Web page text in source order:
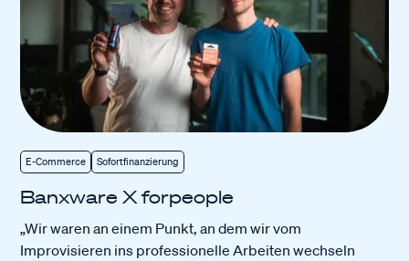
E-Commerce Sofortfinanzierung
Banxware X forpeople
„Wir waren an einem Punkt, an dem wir vom
Improvisieren ins professionelle Arbeiten wechseln